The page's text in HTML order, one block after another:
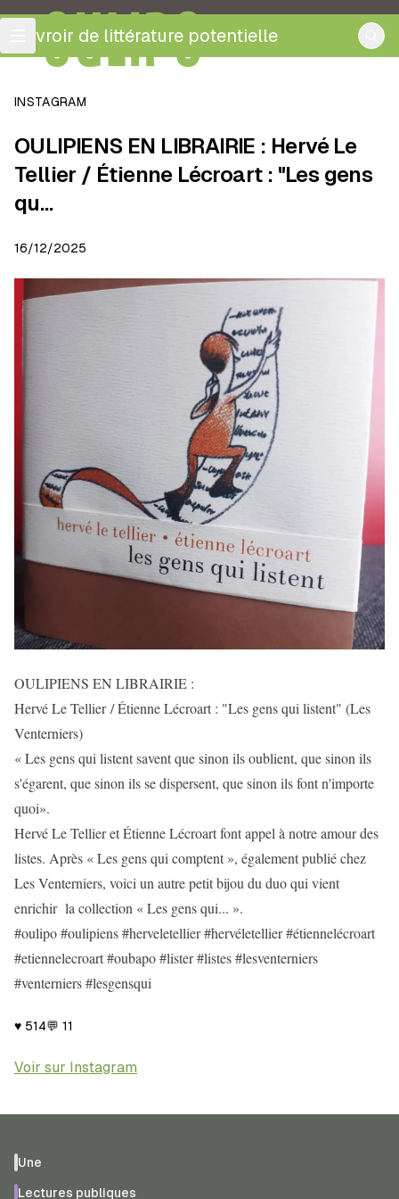
OULIPO
ouvroir de littérature potentielle
INSTAGRAM
OULIPIENS EN LIBRAIRIE : Hervé Le
Tellier / Étienne Lécroart : "Les gens
qu…
16/12/2025
OULIPIENS EN LIBRAIRIE :
Hervé Le Tellier / Étienne Lécroart : "Les gens qui listent" (Les
Venterniers)
« Les gens qui listent savent que sinon ils oublient, que sinon ils
s'égarent, que sinon ils se dispersent, que sinon ils font n'importe
quoi».
Hervé Le Tellier et Étienne Lécroart font appel à notre amour des
listes. Après « Les gens qui comptent », également publié chez
Les Venterniers, voici un autre petit bijou du duo qui vient
enrichir la collection « Les gens qui... ».
#oulipo #oulipiens #herveletellier #hervéletellier #étiennelécroart
#etiennelecroart #oubapo #lister #listes #lesventerniers
#venterniers #lesgensqui
♥ 514💬 11
Voir sur Instagram
Une
Lectures publiques